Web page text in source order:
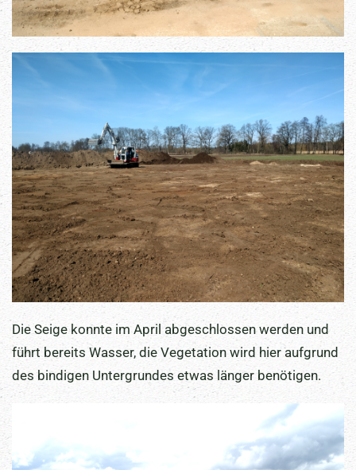
Die Seige konnte im April abgeschlossen werden und
führt bereits Wasser, die Vegetation wird hier aufgrund
des bindigen Untergrundes etwas länger benötigen.